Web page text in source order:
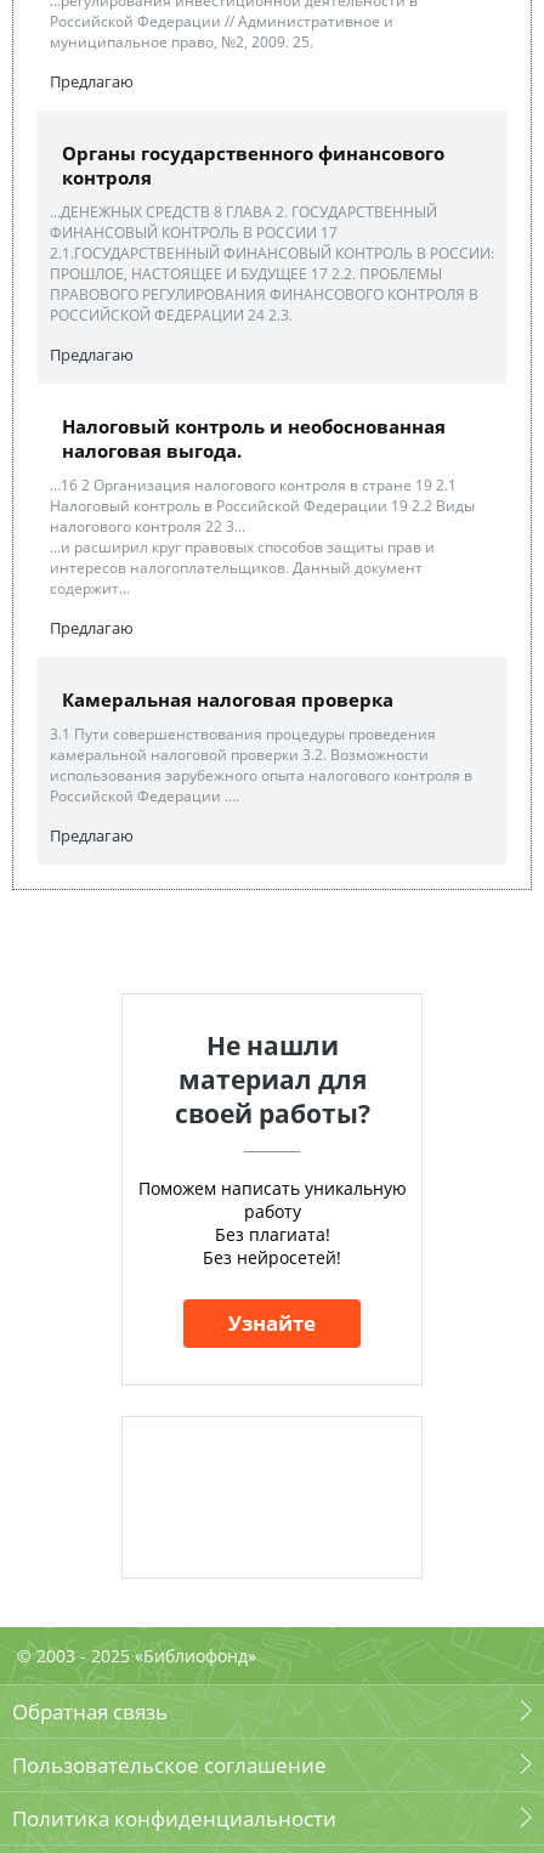
Российской Федерации // Административное и
муниципальное право, №2, 2009. 25.
Предлагаю
Органы государственного финансового
контроля
...ДЕНЕЖНЫХ СРЕДСТВ 8 ГЛАВА 2. ГОСУДАРСТВЕННЫЙ
ФИНАНСОВЫЙ КОНТРОЛЬ В РОССИИ 17
2.1.ГОСУДАРСТВЕННЫЙ ФИНАНСОВЫЙ КОНТРОЛЬ В РОССИИ:
ПРОШЛОЕ, НАСТОЯЩЕЕ И БУДУЩЕЕ 17 2.2. ПРОБЛЕМЫ
ПРАВОВОГО РЕГУЛИРОВАНИЯ ФИНАНСОВОГО КОНТРОЛЯ В
РОССИЙСКОЙ ФЕДЕРАЦИИ 24 2.3.
Предлагаю
Налоговый контроль и необоснованная
налоговая выгода.
...16 2 Организация налогового контроля в стране 19 2.1
Налоговый контроль в Российской Федерации 19 2.2 Виды
налогового контроля 22 3...
...и расширил круг правовых способов защиты прав и
интересов налогоплательщиков. Данный документ
содержит...
Предлагаю
Камеральная налоговая проверка
3.1 Пути совершенствования процедуры проведения
камеральной налоговой проверки 3.2. Возможности
использования зарубежного опыта налогового контроля в
Российской Федерации ….
Предлагаю
Не нашли
материал для
своей работы?
Поможем написать уникальную
работу
Без плагиата!
Без нейросетей!
Узнайте
© 2003 - 2025 «Библиофонд»
Обратная связь
Пользовательское соглашение
Политика конфиденциальности